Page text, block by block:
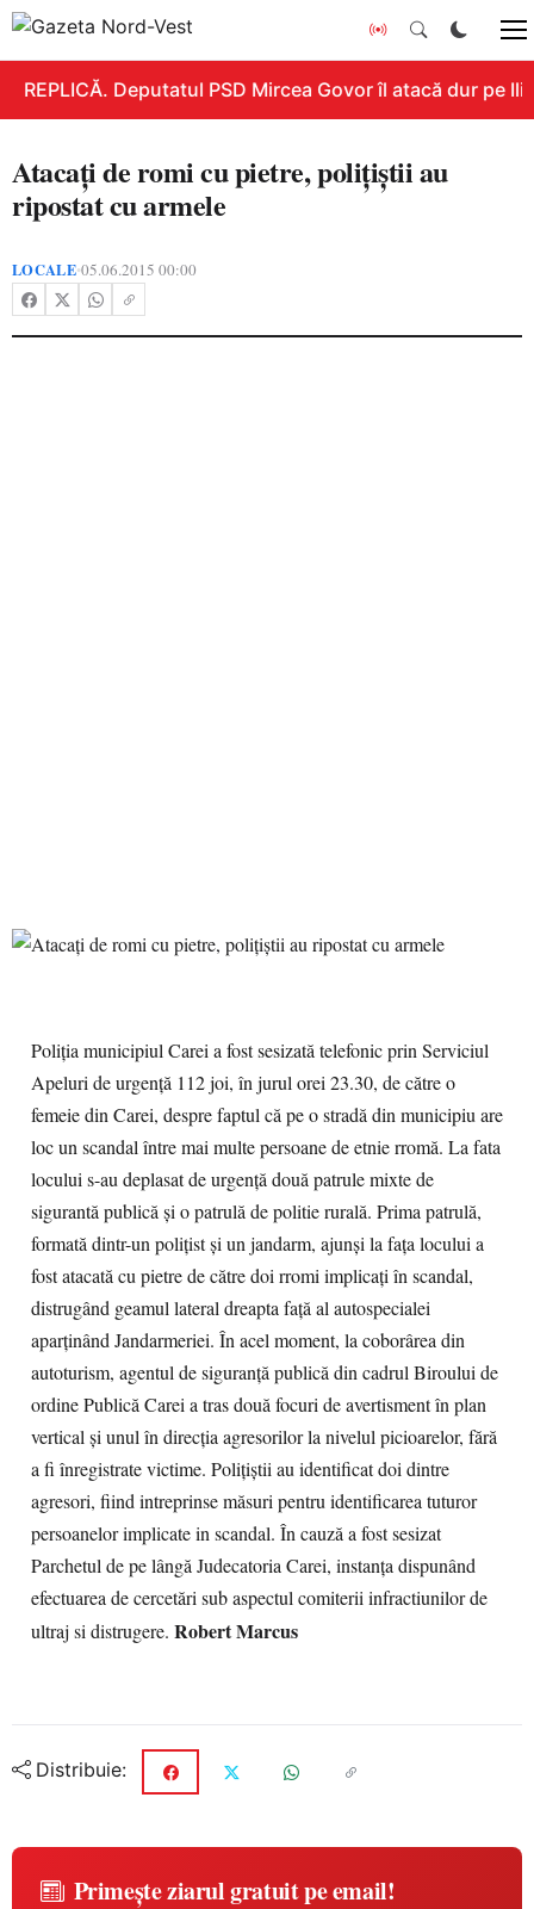
REPLICĂ. Deputatul PSD Mircea Govor îl atacă dur pe
Atacaţi de romi cu pietre, poliţiştii au
ripostat cu armele
LOCALE•05.06.2015 00:00
Poliţia municipiul Carei a fost sesizată telefonic prin Serviciul
Apeluri de urgenţă 112 joi, în jurul orei 23.30, de către o
femeie din Carei, despre faptul că pe o stradă din municipiu are
loc un scandal între mai multe persoane de etnie rromă. La fata
locului s-au deplasat de urgenţă două patrule mixte de
sigurantă publică şi o patrulă de politie rurală. Prima patrulă,
formată dintr-un poliţist şi un jandarm, ajunşi la faţa locului a
fost atacată cu pietre de către doi rromi implicaţi în scandal,
distrugând geamul lateral dreapta faţă al autospecialei
aparţinând Jandarmeriei. În acel moment, la coborârea din
autoturism, agentul de siguranţă publică din cadrul Biroului de
ordine Publică Carei a tras două focuri de avertisment în plan
vertical şi unul în direcţia agresorilor la nivelul picioarelor, fără
a fi înregistrate victime. Poliţiştii au identificat doi dintre
agresori, fiind intreprinse măsuri pentru identificarea tuturor
persoanelor implicate in scandal. În cauză a fost sesizat
Parchetul de pe lângă Judecatoria Carei, instanţa dispunând
efectuarea de cercetări sub aspectul comiterii infractiunilor de
ultraj si distrugere. Robert Marcus
Distribuie:
Primește ziarul gratuit pe email!